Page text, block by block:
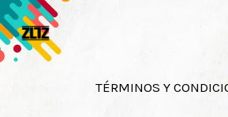
Ir
al
contenido
TÉRMINOS Y